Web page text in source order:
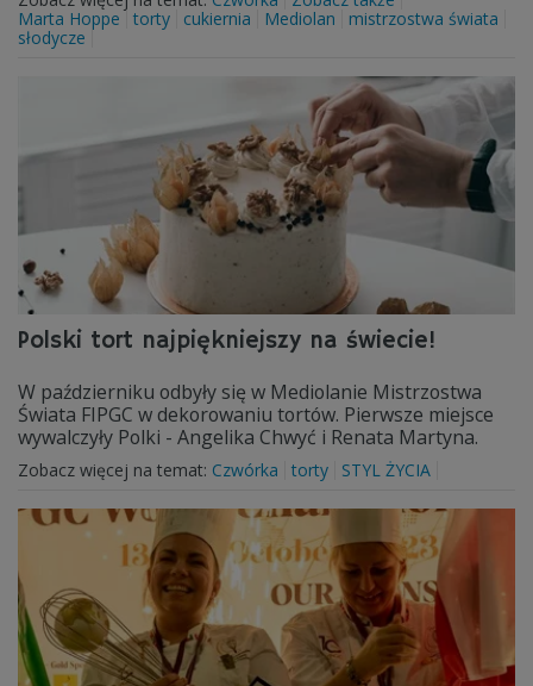
Marta Hoppe
torty cukiernia Mediolan
mistrzostwa świata
słodycze
Polski tort najpiękniejszy na świecie!
W październiku odbyły się w Mediolanie Mistrzostwa
Świata FIPGC w dekorowaniu tortów. Pierwsze miejsce
wywalczyły Polki - Angelika Chwyć i Renata Martyna.
Zobacz więcej na temat: Czwórka torty STYL ŻYCIA